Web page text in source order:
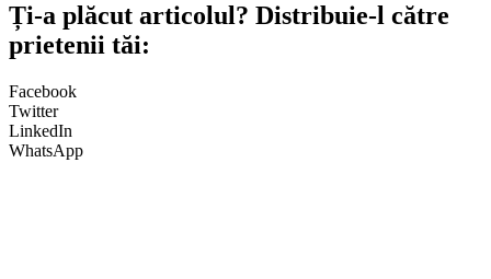
Ți-a plăcut articolul? Distribuie-l către
prietenii tăi:
Facebook
Twitter
LinkedIn
WhatsApp